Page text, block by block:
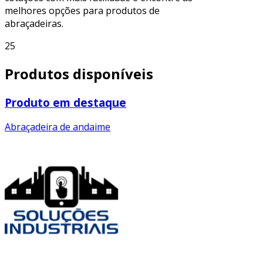
melhores opções para produtos de
abraçadeiras.
25
Produtos disponíveis
Produto em destaque
Abraçadeira de andaime